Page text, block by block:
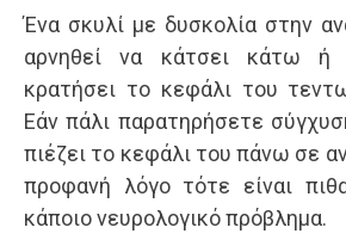
Ένα σκυλί με δυσκολία στην
αρνηθεί να κάτσει κάτω ή
κρατήσει το κεφάλι του
Εάν πάλι παρατηρήσετε
πιέζει το κεφάλι του πάνω σε
προφανή λόγο τότε είναι
κάποιο νευρολογικό πρόβλημα.